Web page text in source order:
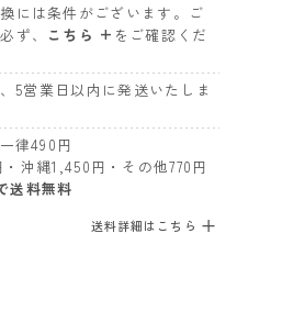
には条件がございます。ご
ず、 こちら + をご確認くだ
5営業日以内に発送いたしま
律490円
・沖縄1,450円・その他770円
送料無料
送料詳細はこちら